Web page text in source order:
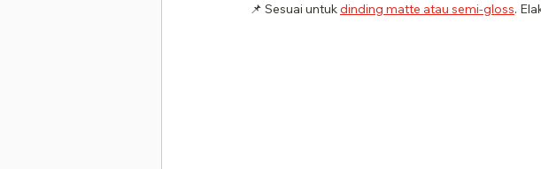
📌 Sesuai untuk dinding matte atau semi-gloss.